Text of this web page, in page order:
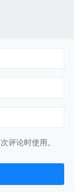
评论时使用。